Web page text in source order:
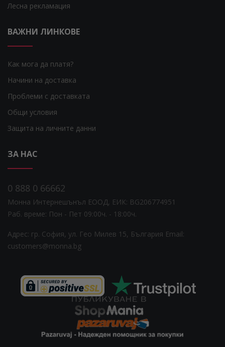
Лесна рекламация
ВАЖНИ ЛИНКОВЕ
Как мога да платя?
Начини на доставка
Проблеми с доставката
Общи условия
Защита на личните данни
ЗА НАС
0 888 0 66662
Монна Интернешънъл ЕООД, ЕИК: BG206774951
Раб. време: Пoн - Пет 09:00ч. - 18:00ч.
Адрес: гр. София, ул. Гео Милев 15, България Email:
customers@monna.bg